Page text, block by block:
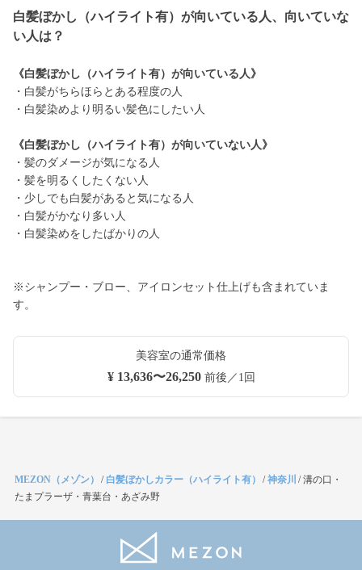
白髪ぼかし（ハイライト有）が向いている人、向いていな
い人は？
《白髪ぼかし（ハイライト有）が向いている人》
・白髪がちらほらとある程度の人
・白髪染めより明るい髪色にしたい人
《白髪ぼかし（ハイライト有）が向いていない人》
・髪のダメージが気になる人
・髪を明るくしたくない人
・少しでも白髪があると気になる人
・白髪がかなり多い人
・白髪染めをしたばかりの人
※シャンプー・ブロー、アイロンセット仕上げも含まれていま
す。
美容室の通常価格
¥ 13,636〜26,250前後／1回
MEZON（メゾン） / 白髪ぼかしカラー（ハイライト有） /神奈川 /溝の口・
たまプラーザ・青葉台・あざみ野